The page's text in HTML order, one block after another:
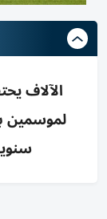
الآلاف
سنوياً و20% من